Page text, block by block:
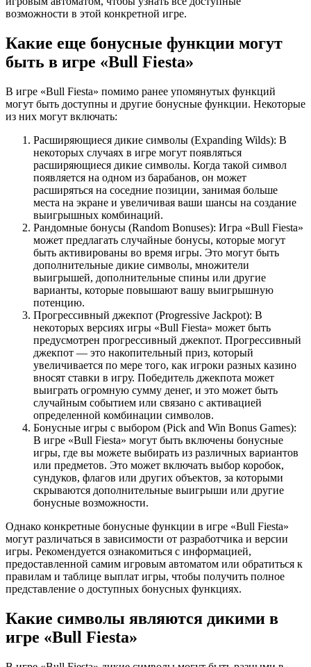
возможности в этой конкретной игре.
Какие еще бонусные функции могут
быть в игре «Bull Fiesta»
В игре «Bull Fiesta» помимо ранее упомянутых функций
могут быть доступны и другие бонусные функции. Некоторые
из них могут включать:
Расширяющиеся дикие символы (Expanding Wilds): В
некоторых случаях в игре могут появляться
расширяющиеся дикие символы. Когда такой символ
появляется на одном из барабанов, он может
расширяться на соседние позиции, занимая больше
места на экране и увеличивая ваши шансы на создание
выигрышных комбинаций.
Рандомные бонусы (Random Bonuses): Игра «Bull Fiesta»
может предлагать случайные бонусы, которые могут
быть активированы во время игры. Это могут быть
дополнительные дикие символы, множители
выигрышей, дополнительные спины или другие
варианты, которые повышают вашу выигрышную
потенцию.
Прогрессивный джекпот (Progressive Jackpot): В
некоторых версиях игры «Bull Fiesta» может быть
предусмотрен прогрессивный джекпот. Прогрессивный
джекпот — это накопительный приз, который
увеличивается по мере того, как игроки разных казино
вносят ставки в игру. Победитель джекпота может
выиграть огромную сумму денег, и это может быть
случайным событием или связано с активацией
определенной комбинации символов.
Бонусные игры с выбором (Pick and Win Bonus Games):
В игре «Bull Fiesta» могут быть включены бонусные
игры, где вы можете выбирать из различных вариантов
или предметов. Это может включать выбор коробок,
сундуков, флагов или других объектов, за которыми
скрываются дополнительные выигрыши или другие
бонусные возможности.
Однако конкретные бонусные функции в игре «Bull Fiesta»
могут различаться в зависимости от разработчика и версии
игры. Рекомендуется ознакомиться с информацией,
предоставленной самим игровым автоматом или обратиться к
правилам и таблице выплат игры, чтобы получить полное
представление о доступных бонусных функциях.
Какие символы являются дикими в
игре «Bull Fiesta»